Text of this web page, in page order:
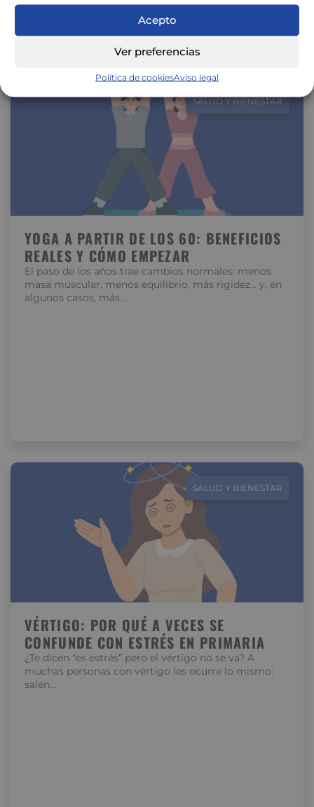
Acepto
Ver preferencias
Política de cookiesAviso legal
SALUD Y BIENESTAR
YOGA A PARTIR DE LOS 60: BENEFICIOS
REALES Y CÓMO EMPEZAR
El paso de los años trae cambios normales: menos
masa muscular, menos equilibrio, más rigidez… y, en
algunos casos, más…
SALUD Y BIENESTAR
VÉRTIGO: POR QUÉ A VECES SE
CONFUNDE CON ESTRÉS EN PRIMARIA
¿Te dicen “es estrés” pero el vértigo no se va? A
muchas personas con vértigo les ocurre lo mismo:
salen…